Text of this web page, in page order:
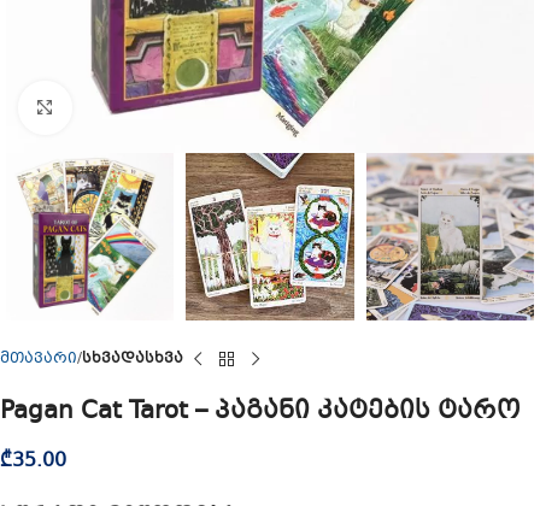
Click to enlarge
მთავარი სხვადასხვა
Pagan Cat Tarot – პაგანი კატების ტარო
₾35.00